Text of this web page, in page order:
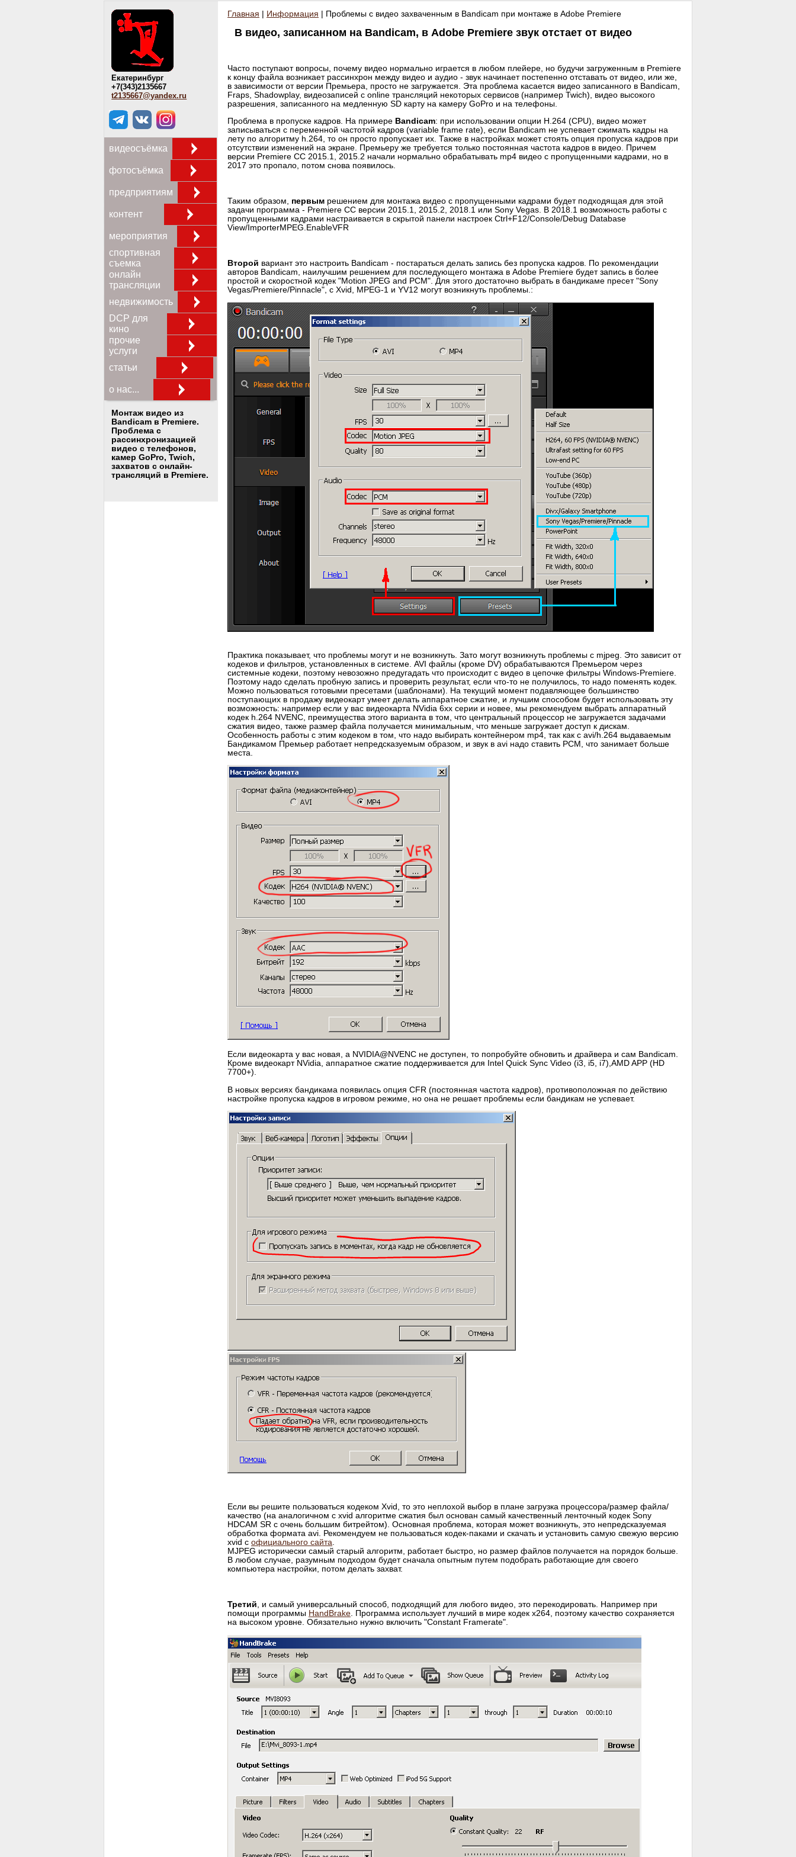
Екатеринбург
+7(343)2135667
t2135667@yandex.ru
видеосъёмка
фотосъёмка
предприятиям
контент
мероприятия
спортивная
съемка
онлайн
трансляции
недвижимость
DCP для
кино
прочие
услуги
статьи
о нас...
Монтаж видео из
Bandicam в Premiere.
Проблема с
рассинхронизацией
видео с телефонов,
камер GoPro, Twich,
захватов с онлайн-
трансляций в Premiere.
Главная | Информация | Проблемы с видео захваченным в Bandicam при монтаже в Adobe Premiere
В видео, записанном на Bandicam, в Adobe Premiere звук отстает от видео
Часто поступают вопросы, почему видео нормально играется в любом плейере, но будучи загруженным в Premiere
к концу файла возникает рассинхрон между видео и аудио - звук начинает постепенно отставать от видео, или же,
в зависимости от версии Премьера, просто не загружается. Эта проблема касается видео записанного в Bandicam,
Fraps, Shadowplay, видеозаписей с online трансляций некоторых сервисов (например Twich), видео высокого
разрешения, записанного на медленную SD карту на камеру GoPro и на телефоны.
Проблема в пропуске кадров. На примере Bandicam: при использовании опции H.264 (CPU), видео может
записываться с переменной частотой кадров (variable frame rate), если Bandicam не успевает сжимать кадры на
лету по алгоритму h.264, то он просто пропускает их. Также в настройках может стоять опция пропуска кадров при
отсутствии изменений на экране. Премьеру же требуется только постоянная частота кадров в видео. Причем
версии Premiere CC 2015.1, 2015.2 начали нормально обрабатывать mp4 видео с пропущенными кадрами, но в
2017 это пропало, потом снова появилось.
Таким образом, первым решением для монтажа видео с пропущенными кадрами будет подходящая для этой
задачи программа - Premiere CC версии 2015.1, 2015.2, 2018.1 или Sony Vegas. В 2018.1 возможность работы с
пропущенными кадрами настраивается в скрытой панели настроек Ctrl+F12/Console/Debug Database
View/ImporterMPEG.EnableVFR
Второй вариант это настроить Bandicam - постараться делать запись без пропуска кадров. По рекомендации
авторов Bandicam, наилучшим решением для последующего монтажа в Adobe Premiere будет запись в более
простой и скоростной кодек "Motion JPEG and PCM". Для этого достаточно выбрать в бандикаме пресет "Sony
Vegas/Premiere/Pinnacle", с Xvid, MPEG-1 и YV12 могут возникнуть проблемы.:
Практика показывает, что проблемы могут и не возникнуть. Зато могут возникнуть проблемы с mjpeg. Это зависит от
кодеков и фильтров, установленных в системе. AVI файлы (кроме DV) обрабатываются Премьером через
системные кодеки, поэтому невозожно предугадать что происходит с видео в цепочке фильтры Windows-Premiere.
Поэтому надо сделать пробную запись и проверить результат, если что-то не получилось, то надо поменять кодек.
Можно пользоваться готовыми пресетами (шаблонами). На текущий момент подавляющее большинство
поступающих в продажу видеокарт умеет делать аппаратное сжатие, и лучшим способом будет использовать эту
возможность: например если у вас видеокарта NVidia 6xx серии и новее, мы рекомендуем выбрать аппаратный
кодек h.264 NVENC, преимущества этого варианта в том, что центральный процессор не загружается задачами
сжатия видео, также размер файла получается минимальным, что меньше загружает доступ к дискам.
Особенность работы с этим кодеком в том, что надо выбирать контейнером mp4, так как с avi/h.264 выдаваемым
Бандикамом Премьер работает непредсказуемым образом, и звук в avi надо ставить PCM, что занимает больше
места.
Если видеокарта у вас новая, а NVIDIA@NVENC не доступен, то попробуйте обновить и драйвера и сам Bandicam.
Кроме видеокарт NVidia, аппаратное сжатие поддерживается для Intel Quick Sync Video (i3, i5, i7),AMD APP (HD
7700+).
В новых версиях бандикама появилась опция CFR (постоянная частота кадров), противоположная по действию
настройке пропуска кадров в игровом режиме, но она не решает проблемы если бандикам не успевает.
Если вы решите пользоваться кодеком Xvid, то это неплохой выбор в плане загрузка процессора/размер файла/
качество (на аналогичном c xvid алгоритме сжатия был основан самый качественный ленточный кодек Sony
HDCAM SR с очень большим битрейтом). Основная проблема, которая может возникнуть, это непредсказуемая
обработка формата avi. Рекомендуем не пользоваться кодек-паками и скачать и установить самую свежую версию
xvid с официального сайта
MJPEG исторически самый старый алгоритм, работает быстро, но размер файлов получается на порядок больше.
В любом случае, разумным подходом будет сначала опытным путем подобрать работающие для своего
компьютера настройки, потом делать захват.
Третий , и самый универсальный способ, подходящий для любого видео, это перекодировать. Например при
помощи программы HandBrake . Программа использует лучший в мире кодек x264, поэтому качество сохраняется
на высоком уровне. Обязательно нужно включить "Constant Framerate".